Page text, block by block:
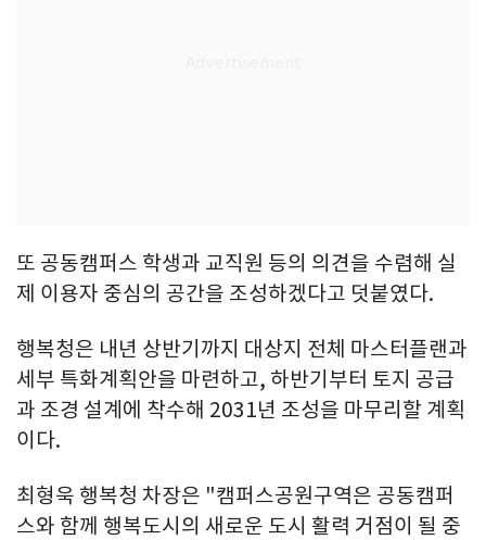
또 공동캠퍼스 학생과 교직원 등의 의견을 수렴해 실
제 이용자 중심의 공간을 조성하겠다고 덧붙였다.
행복청은 내년 상반기까지 대상지 전체 마스터플랜과
세부 특화계획안을 마련하고, 하반기부터 토지 공급
과 조경 설계에 착수해 2031년 조성을 마무리할 계획
이다.
최형욱 행복청 차장은 "캠퍼스공원구역은 공동캠퍼
스와 함께 행복도시의 새로운 도시 활력 거점이 될 중